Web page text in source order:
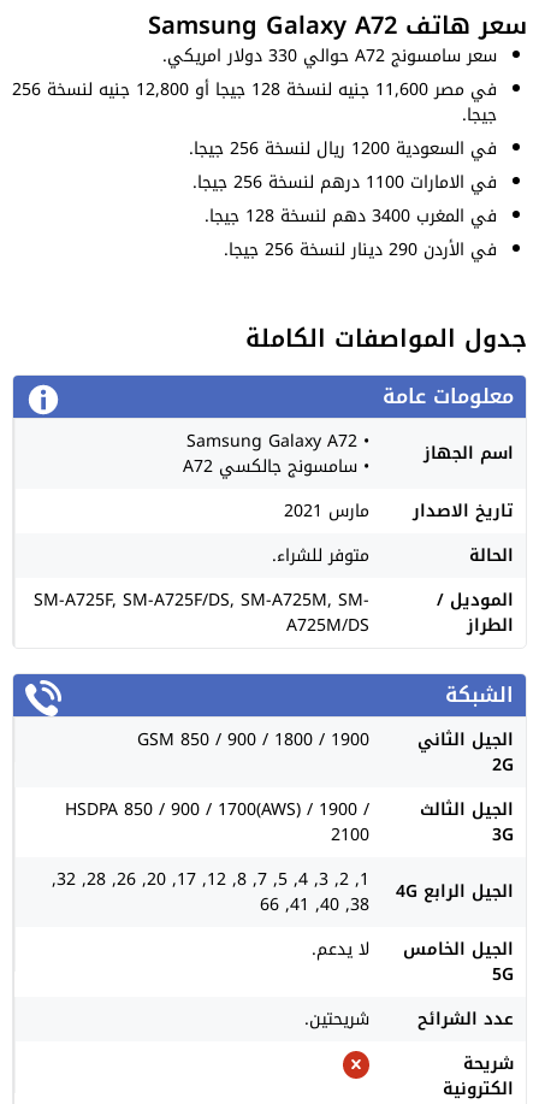
سعر هاتف Samsung Galaxy A72
سعر سامسونج A72 حوالي 330 دولار امريكي.
في مصر 11,600 جنيه لنسخة 128 جيجا أو 12,800 جنيه لنسخة 256
جيجا.
في السعودية 1200 ريال لنسخة 256 جيجا.
في الامارات 1100 درهم لنسخة 256 جيجا.
في المغرب 3400 دهم لنسخة 128 جيجا.
في الأردن 290 دينار لنسخة 256 جيجا.
جدول المواصفات الكاملة
معلومات عامة
اسم الجهاز • Samsung Galaxy A72
• سامسونج جالكسي A72
تاريخ الاصدار
مارس 2021
الحالة
متوفر للشراء.
الموديل /
الطراز
SM-A725F, SM-A725F/DS, SM-A725M, SM-
A725M/DS
الشبكة
الجيل الثاني
2G
GSM 850 / 900 / 1800 / 1900
الجيل الثالث
3G
HSDPA 850 / 900 / 1700(AWS) / 1900 /
2100
الجيل الرابع 4G
1, 2, 3, 4, 5, 7, 8, 12, 17, 20, 26, 28, 32,
38, 40, 41, 66
الجيل الخامس
5G
لا يدعم.
عدد الشرائح
شريحتين.
شريحة
الكترونية